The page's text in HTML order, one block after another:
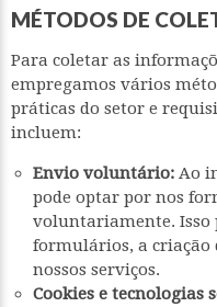
MÉTODOS DE
Para coletar as
empregamos vários
práticas do setor e
incluem:
Envio voluntário: Ao
pode optar por nos
voluntariamente. Isso
formulários, a criação
nossos serviços.
Cookies e tecnologias